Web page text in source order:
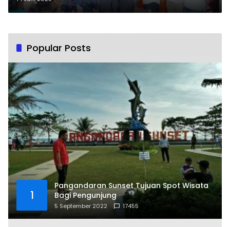
Popular Posts
1
Pangandaran Sunset Tujuan Spot Wisata
Bagi Pengunjung
5 September 2022 17455